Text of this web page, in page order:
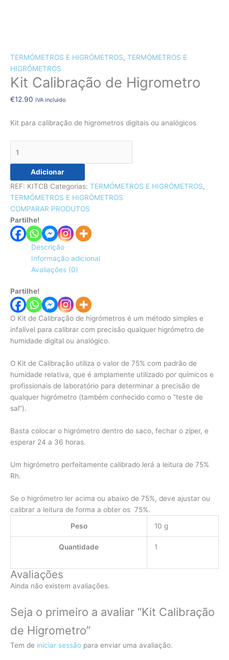
TERMÓMETROS E HIGRÓMETROS, TERMÓMETROS E
HIGRÓMETROS
Kit Calibração de Higrometro
€12.90 IVA incluido
Kit para calibração de higrometros digitais ou analógicos
de
Kit
Calibração
de
Higrometro
Adicionar
REF: KITCB Categorias: TERMÓMETROS E HIGRÓMETROS,
TERMÓMETROS E HIGRÓMETROS
COMPARAR PRODUTOS
Partilhe!
Descrição
Informação adicional
Avaliações (0)
Partilhe!
O Kit de Calibração de higrómetros é um método simples e
infalível para calibrar com precisão qualquer higrómetro de
humidade digital ou analógico.
O Kit de Calibração utiliza o valor de 75% com padrão de
humidade relativa, que é amplamente utilizado por químicos e
profissionais de laboratório para determinar a precisão de
qualquer higrómetro (também conhecido como o “teste de
sal”).
Basta colocar o higrómetro dentro do saco, fechar o zíper, e
esperar 24 a 36 horas.
Um higrómetro perfeitamente calibrado lerá a leitura de 75%
Rh.
Se o higrómetro ler acima ou abaixo de 75%, deve ajustar ou
calibrar a leitura de forma a obter os 75%.
Peso
10 g
Quantidade 1
Avaliações
Ainda não existem avaliações.
Seja o primeiro a avaliar “Kit Calibração
de Higrometro”
Tem de iniciar sessão para enviar uma avaliação.